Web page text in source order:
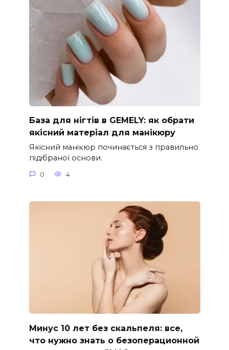
База для нігтів в GEMELY: як обрати
якісний матеріал для манікюру
Якісний манікюр починається з правильно
підібраної основи.
0 4
Минус 10 лет без скальпеля: все,
что нужно знать о безоперационной